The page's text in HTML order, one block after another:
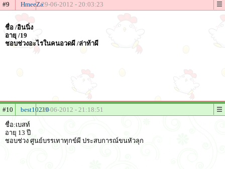
#9 HmeeZa29-06-2012 - 20:03:23
ชื่อ /อินนิ่ง
อายุ /19
ชอบช่วงอะไรในคนอวดผี /ล่าท้าผี
#10 best1021029-06-2012 - 21:18:51
ชื่อ:เบสท์
อายุ 13 ปี
ชอบช่วง ศูนย์บรรเทาทุกข์ผี ประสบการณ์ขนหัวลุก